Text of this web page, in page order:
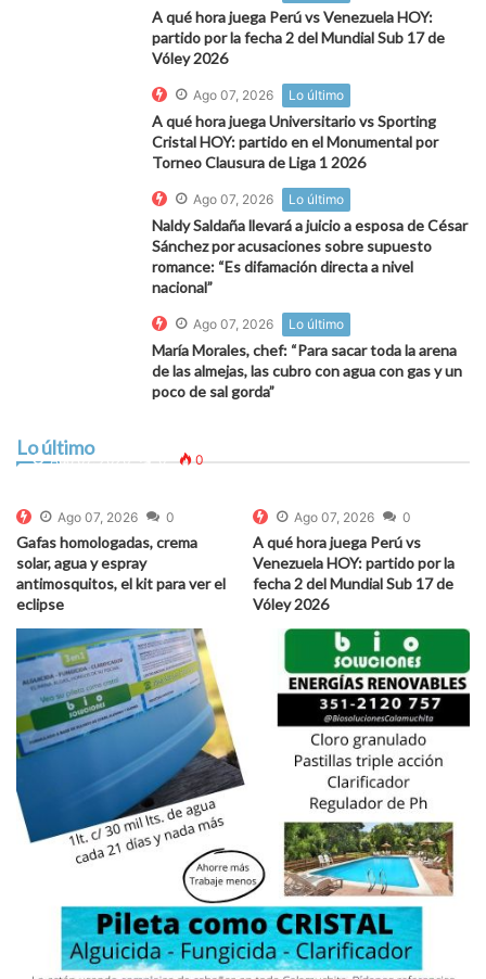
A qué hora juega Perú vs Venezuela HOY:
partido por la fecha 2 del Mundial Sub 17 de
Vóley 2026
Ago 07, 2026 Lo último
A qué hora juega Universitario vs Sporting
Cristal HOY: partido en el Monumental por
Torneo Clausura de Liga 1 2026
Ago 07, 2026 Lo último
Naldy Saldaña llevará a juicio a esposa de César
Sánchez por acusaciones sobre supuesto
romance: “Es difamación directa a nivel
nacional”
Ago 07, 2026 Lo último
María Morales, chef: “Para sacar toda la arena
de las almejas, las cubro con agua con gas y un
poco de sal gorda”
Lo último
Ago 07, 2026 0 0
Ago 07, 2026 0
Gafas homologadas, crema
solar, agua y espray
antimosquitos, el kit para ver el
eclipse
Ago 07, 2026 0
A qué hora juega Perú vs
Venezuela HOY: partido por la
fecha 2 del Mundial Sub 17 de
Vóley 2026